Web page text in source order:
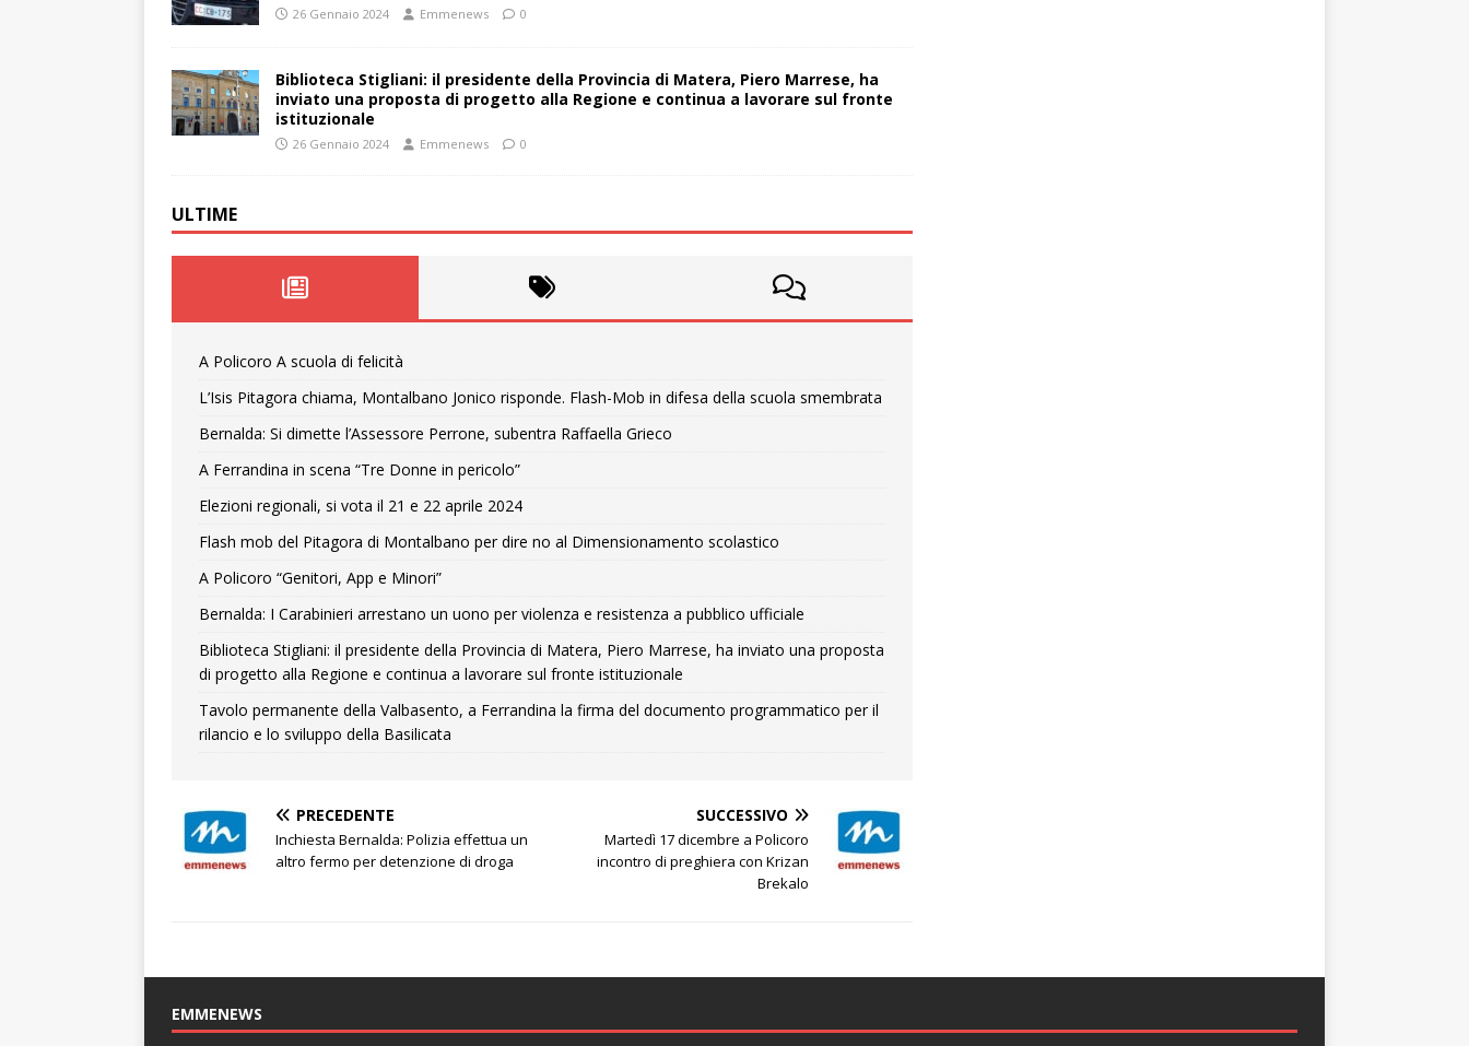
26 Gennaio 2024 Emmenews 0
Biblioteca Stigliani: il presidente della Provincia di Matera, Piero Marrese, ha
inviato una proposta di progetto alla Regione e continua a lavorare sul fronte
istituzionale
26 Gennaio 2024 Emmenews 0
ULTIME
A Policoro A scuola di felicità
L’Isis Pitagora chiama, Montalbano Jonico risponde. Flash-Mob in difesa della scuola smembrata
Bernalda: Si dimette l’Assessore Perrone, subentra Raffaella Grieco
A Ferrandina in scena “Tre Donne in pericolo”
Elezioni regionali, si vota il 21 e 22 aprile 2024
Flash mob del Pitagora di Montalbano per dire no al Dimensionamento scolastico
A Policoro “Genitori, App e Minori”
Bernalda: I Carabinieri arrestano un uono per violenza e resistenza a pubblico ufficiale
Biblioteca Stigliani: il presidente della Provincia di Matera, Piero Marrese, ha inviato una proposta
di progetto alla Regione e continua a lavorare sul fronte istituzionale
Tavolo permanente della Valbasento, a Ferrandina la firma del documento programmatico per il
rilancio e lo sviluppo della Basilicata
PRECEDENTE
Inchiesta Bernalda: Polizia effettua un
altro fermo per detenzione di droga
SUCCESSIVO
Martedì 17 dicembre a Policoro
incontro di preghiera con Krizan
Brekalo
EMMENEWS